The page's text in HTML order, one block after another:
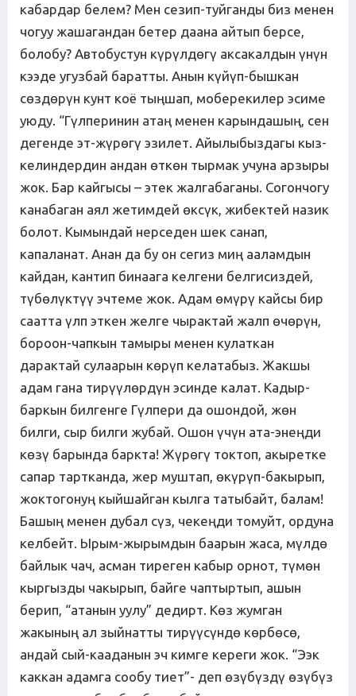
кабардар белем? Мен сезип-туйганды биз менен
чогуу жашагандан бетер даана айтып берсе,
болобу? Автобустун күрүлдөгү аксакалдын үнүн
кээде угузбай баратты. Анын күйүп-бышкан
сөздөрүн кунт коё тыңшап, моберекилер эсиме
уюду. “Гүлперинин атаң менен карындашың, сен
дегенде эт-жүрөгү эзилет. Айылыбыздагы кыз-
келиндердин андан өткөн тырмак учуна арзыры
жок. Бар кайгысы – этек жалгабаганы. Согончогу
канабаган аял жетимдей өксүк, жибектей назик
болот. Кымындай нерседен шек санап,
капаланат. Анан да бу он сегиз миң ааламдын
кайдан, кантип бинаага келгени белгисиздей,
түбөлүктүү эчтеме жок. Адам өмүрү кайсы бир
саатта үлп эткен желге чырактай жалп өчөрүн,
бороон-чапкын тамыры менен кулаткан
дарактай сулаарын көрүп келатабыз. Жакшы
адам гана тирүүлөрдүн эсинде калат. Кадыр-
баркын билгенге Гүлпери да ошондой, жөн
билги, сыр билги жубай. Ошон үчүн ата-энеңди
көзү барында баркта! Жүрөгү токтоп, акыретке
сапар тартканда, жер муштап, өкүрүп-бакырып,
жоктогонуң кыйшайган кылга татыбайт, балам!
Башың менен дубал сүз, чекеңди томуйт, ордуна
келбейт. Ырым-жырымдын баарын жаса, мүлдө
байлык чач, асман тиреген кабыр орнот, түмөн
кыргызды чакырып, байге чаптыртып, ашын
берип, “атанын уулу” дедирт. Көз жумган
жакының ал зыйнатты тирүүсүндө көрбөсө,
андай сый-кааданын эч кимге кереги жок. “Ээк
каккан адамга сообу тиет”- деп өзүбүздү өзүбүз